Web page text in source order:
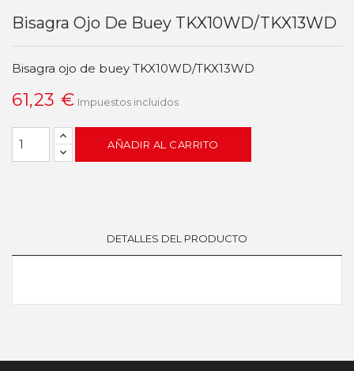
Bisagra Ojo De Buey TKX10WD/TKX13WD
Bisagra ojo de buey TKX10WD/TKX13WD
61,23 € Impuestos incluidos
AÑADIR AL CARRITO
DETALLES DEL PRODUCTO